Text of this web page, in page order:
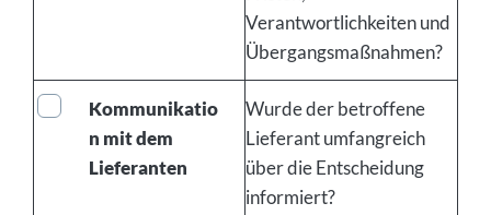
Verantwortlichkeiten und
Übergangsmaßnahmen?
Kommunikatio
n mit dem
Lieferanten
Wurde der betroffene
Lieferant umfangreich
über die Entscheidung
informiert?